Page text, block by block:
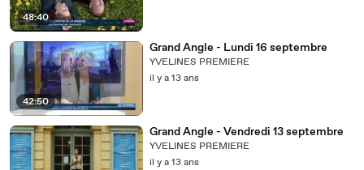
48:40
42:50
Grand Angle - Lundi 16 septembre
YVELINES PREMIERE
il y a 13 ans
Grand Angle - Vendredi 13 septembre
YVELINES PREMIERE
il y a 13 ans